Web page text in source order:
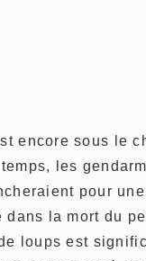
encore sous le
les
pour
la mort du
loups est